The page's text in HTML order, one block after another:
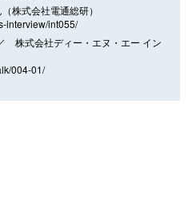
式会社電通総研）
interview/int055/
株式会社ディー・エヌ・エー イン
004-01/